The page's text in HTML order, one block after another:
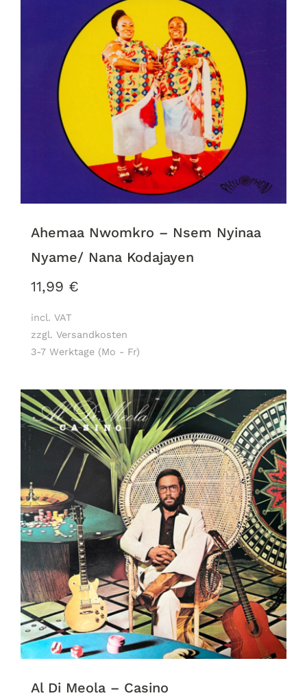
Ahemaa Nwomkro – Nsem Nyinaa
Nyame/ Nana Kodajayen
11,99 €
incl. VAT
zzgl. Versandkosten
3-7 Werktage (Mo - Fr)
Al Di Meola ‎– Casino